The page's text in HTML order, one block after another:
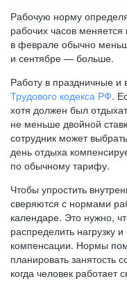
Рабочую норму
рабочих часов
в феврале обычно
и сентябре — больше.
Работу в праздничные и
Трудового кодекса РФ.
хотя должен был
не меньше двойной
сотрудник может
день отдыха
по обычному тарифу.
Чтобы упростить
сверяются с нормами
календаре. Это нужно,
распределить нагрузку
компенсации. Нормы
планировать занятость
когда человек работает